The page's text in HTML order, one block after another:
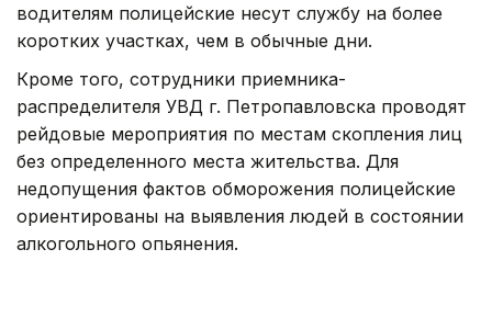
водителям полицейские несут службу на более
коротких участках, чем в обычные дни.
Кроме того, сотрудники приемника-
распределителя УВД г. Петропавловска проводят
рейдовые мероприятия по местам скопления лиц
без определенного места жительства. Для
недопущения фактов обморожения полицейские
ориентированы на выявления людей в состоянии
алкогольного опьянения.